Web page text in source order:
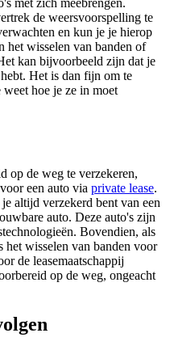
de weersvoorspelling te
en kun je je hierop
het wisselen van banden of
kan bijvoorbeeld zijn dat je
Het is dan fijn om te
hoe je ze in moet
op de weg te verzekeren,
een auto via private lease.
altijd verzekerd bent van een
auto. Deze auto's zijn
Bovendien, als
het wisselen van banden voor
de leasemaatschappij
op de weg, ongeacht